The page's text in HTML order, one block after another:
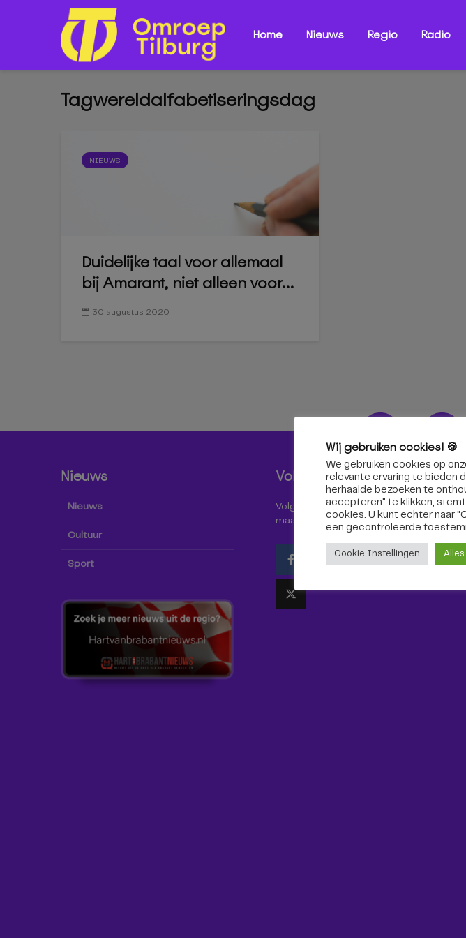
Home Nieuws Regio Radio
Tagwereldalfabetiseringsdag
NIEUWS
Duidelijke taal voor allemaal
bij Amarant, niet alleen voor...
30 augustus 2020
Nieuws
Nieuws
Cultuur
Sport
Volg ons!
Volg Omroep Tilburg niet alleen hier,
maar ook via social media!
Wij gebruiken cookies! 🍪
We gebruiken cookies op
relevante ervaring te bieden
herhaalde bezoeken te
accepteren" te klikken, stemt
cookies. U kunt echter naar
een ​​gecontroleerde
Cookie Instellingen